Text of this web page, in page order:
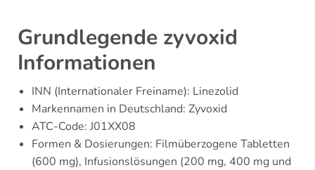
Grundlegende zyvoxid
Informationen
INN (Internationaler Freiname): Linezolid
Markennamen in Deutschland: Zyvoxid
ATC-Code: J01XX08
Formen & Dosierungen: Filmüberzogene Tabletten
(600 mg), Infusionslösungen (200 mg, 400 mg und